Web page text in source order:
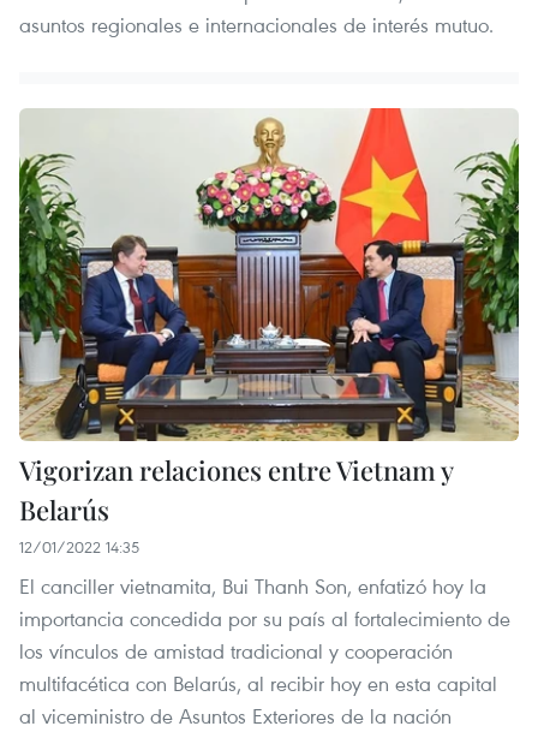
asuntos regionales e internacionales de interés mutuo.
Vigorizan relaciones entre Vietnam y
Belarús
12/01/2022 14:35
El canciller vietnamita, Bui Thanh Son, enfatizó hoy la
importancia concedida por su país al fortalecimiento de
los vínculos de amistad tradicional y cooperación
multifacética con Belarús, al recibir hoy en esta capital
al viceministro de Asuntos Exteriores de la nación